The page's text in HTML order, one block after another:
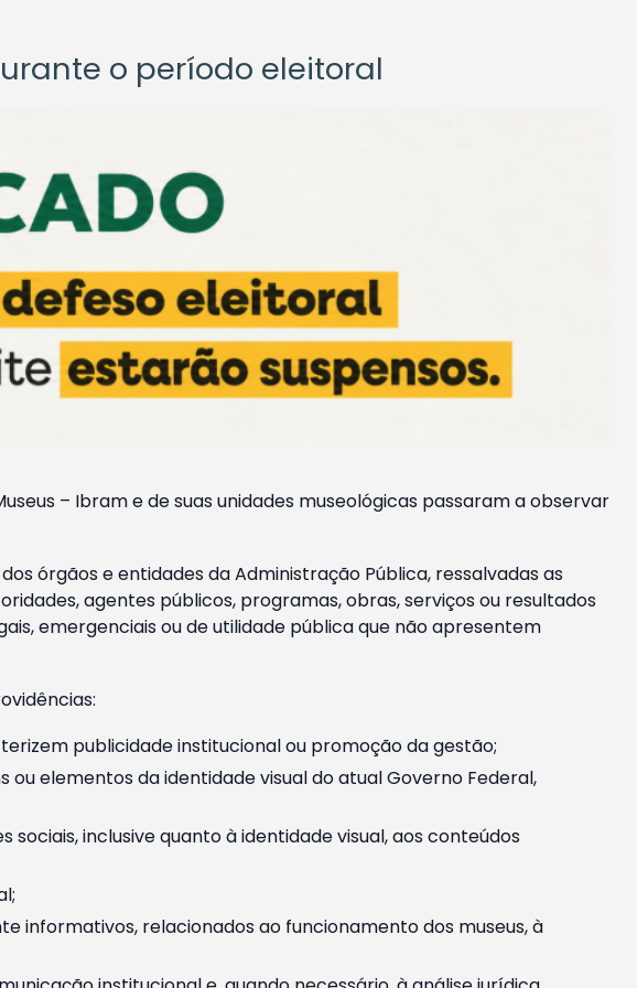
o período eleitoral
– Ibram e de suas unidades museológicas passaram a observar
órgãos e entidades da Administração Pública, ressalvadas as
agentes públicos, programas, obras, serviços ou resultados
emergenciais ou de utilidade pública que não apresentem
publicidade institucional ou promoção da gestão;
elementos da identidade visual do atual Governo Federal,
inclusive quanto à identidade visual, aos conteúdos
informativos, relacionados ao funcionamento dos museus, à